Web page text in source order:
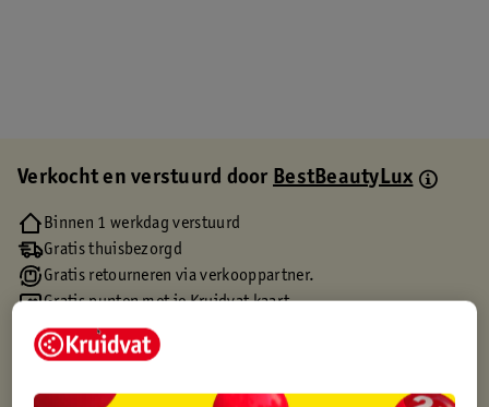
Verkocht en verstuurd doorBestBeautyLux
Binnen 1 werkdag verstuurd
Gratis thuisbezorgd
Gratis retourneren via verkooppartner.
Gratis punten met je Kruidvat kaart